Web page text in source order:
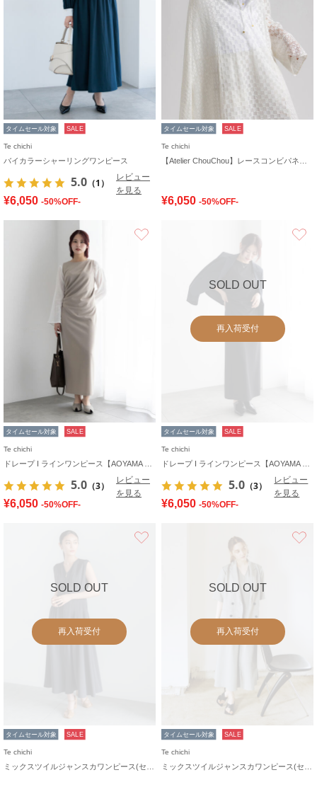
タイムセール対象 SALE
Te chichi
バイカラーシャーリングワンピース
5.0 （1）
レビュー
を見る
¥6,050 -50%OFF-
タイムセール対象 SALE
Te chichi
¥6,050 -50%OFF-
タイムセール対象 SALE
Te chichi
5.0 （3）
レビュー
を見る
¥6,050 -50%OFF-
SOLD OUT
再入荷受付
タイムセール対象 SALE
Te chichi
5.0 （3）
レビュー
を見る
¥6,050 -50%OFF-
SOLD OUT
再入荷受付
タイムセール対象 SALE
Te chichi
SOLD OUT
再入荷受付
タイムセール対象 SALE
Te chichi